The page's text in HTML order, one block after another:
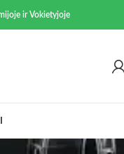
ir Vokietyjoje